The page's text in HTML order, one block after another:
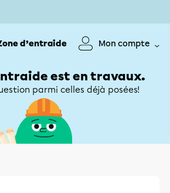
d’entraide Mon compte
est en travaux.
parmi celles déjà posées!